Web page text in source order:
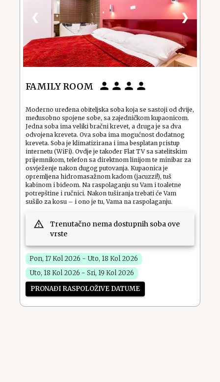
❮ ❯
FAMILY ROOM
Moderno uređena obiteljska soba koja se sastoji od dvije,
međusobno spojene sobe, sa zajedničkom kupaonicom.
Jedna soba ima veliki bračni krevet, a druga je sa dva
odvojena kreveta. Ova soba ima mogućnost dodatnog
kreveta. Soba je klimatizirana i ima besplatan pristup
internetu (WiFi). Ovdje je također Flat TV sa satelitskim
prijemnikom, telefon sa direktnom linijom te minibar za
osvježenje nakon dugog putovanja. Kupaonica je
opremljena hidromasažnom kadom (jacuzzi!), tuš
kabinom i bideom. Na raspolaganju su Vam i toaletne
potrepštine i ručnici. Nakon tuširanja trebati će Vam
sušilo za kosu – i ono je tu, Vama na raspolaganju.
Trenutačno nema dostupnih soba ove
vrste
Pon, 17 Kol 2026 - Uto, 18 Kol 2026
Uto, 18 Kol 2026 - Sri, 19 Kol 2026
PRONAĐI RASPOLOŽIVE DATUME